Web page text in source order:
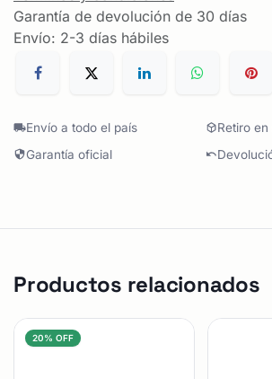
Garantía de devolución de 30 días
Envío: 2-3 días hábiles
Envío a todo el país
Retiro
Garantía oficial
Productos relacionados
20% OFF